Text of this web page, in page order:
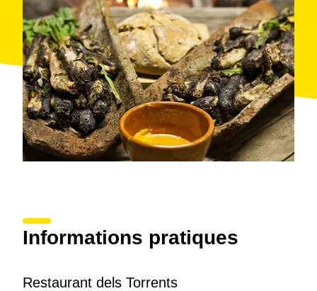
Informations pratiques
Restaurant dels Torrents